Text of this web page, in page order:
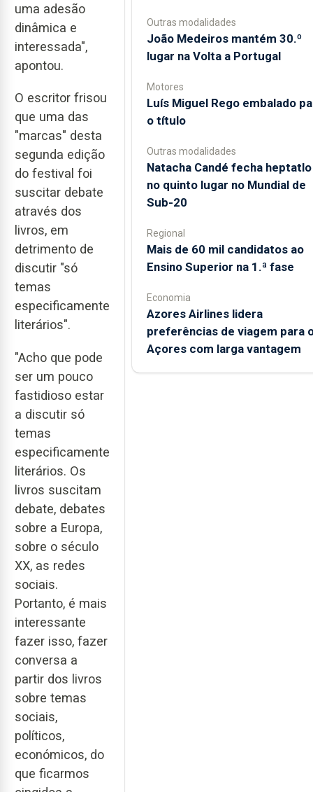
uma adesão
dinâmica e
interessada",
apontou.
O escritor frisou
que uma das
"marcas" desta
segunda edição
do festival foi
suscitar debate
através dos
livros, em
detrimento de
discutir "só
temas
especificamente
literários".
"Acho que pode
ser um pouco
fastidioso estar
a discutir só
temas
especificamente
literários. Os
livros suscitam
debate, debates
sobre a Europa,
sobre o século
XX, as redes
sociais.
Portanto, é mais
interessante
fazer isso, fazer
conversa a
partir dos livros
sobre temas
sociais,
políticos,
económicos, do
que ficarmos
Outras modalidades
João Medeiros mantém 30.º
lugar na Volta a Portugal
Motores
Luís Miguel Rego embalado
o título
Outras modalidades
Natacha Candé fecha heptatlo
no quinto lugar no Mundial de
Sub-20
Regional
Mais de 60 mil candidatos ao
Ensino Superior na 1.ª fase
Economia
Azores Airlines lidera
preferências de viagem para
Açores com larga vantagem